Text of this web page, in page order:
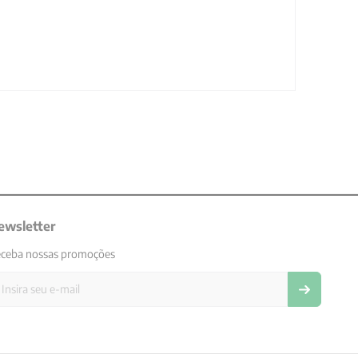
nossas promoções